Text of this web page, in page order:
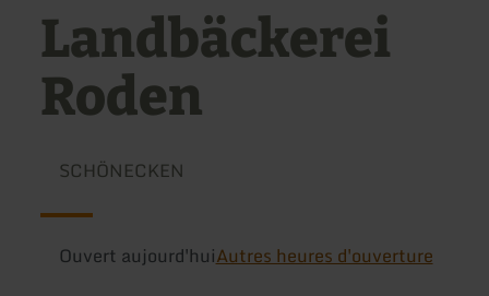
Landbäckerei
Roden
SCHÖNECKEN
Ouvert aujourd'huiAutres heures d'ouverture